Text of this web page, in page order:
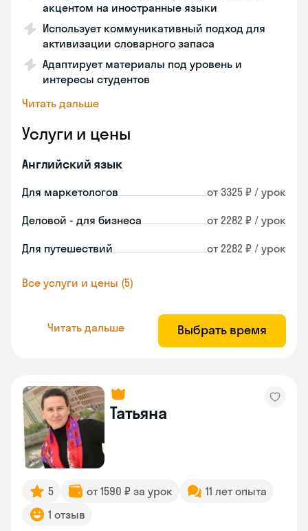
акцентом на иностранные языки
Использует коммуникативный подход для
активизации словарного запаса
Адаптирует материалы под уровень и
интересы студентов
Читать дальше
Услуги и цены
Английский язык
Для маркетологов от 3325 ₽ / урок
Деловой - для бизнеса от 2282 ₽ / урок
Для путешествий от 2282 ₽ / урок
Все услуги и цены (5)
Читать дальше Выбрать время
Татьяна
5 от 1590 ₽ за урок
11 лет опыта
1 отзыв